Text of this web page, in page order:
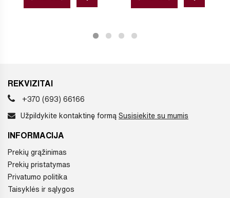
REKVIZITAI
+370 (693) 66166
Užpildykite kontaktinę formą Susisiekite su mumis
INFORMACIJA
Prekių grąžinimas
Prekių pristatymas
Privatumo politika
Taisyklės ir sąlygos